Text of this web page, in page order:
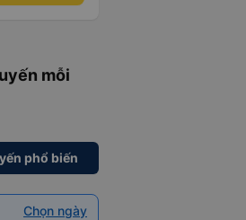
mỗi
phổ biến
Chọn ngày